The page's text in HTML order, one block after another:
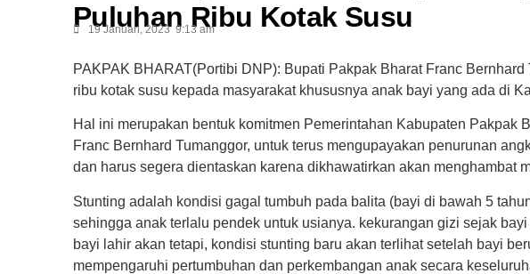
Puluhan Ribu Kotak Susu
19 Januari, 2023 9:13 am
PAKPAK BHARAT(Portibi DNP): Bupati Pakpak Bharat Franc
ribu kotak susu kepada masyarakat khususnya anak bayi yang ada di
Hal ini merupakan bentuk komitmen Pemerintahan Kabupaten Pakpak
Franc Bernhard Tumanggor, untuk terus mengupayakan penurunan
dan harus segera dientaskan karena dikhawatirkan akan menghambat
Stunting adalah kondisi gagal tumbuh pada balita (bayi di bawah 5
sehingga anak terlalu pendek untuk usianya. kekurangan gizi sejak
bayi lahir akan tetapi, kondisi stunting baru akan terlihat setelah bayi
mempengaruhi pertumbuhan dan perkembangan anak secara